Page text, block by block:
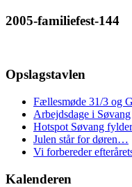
2005-familiefest-144
Opslagstavlen
Fællesmøde 31/3 og
Arbejdsdage i Søvang
Hotspot Søvang
Julen står for døren…
Vi forbereder
Kalenderen